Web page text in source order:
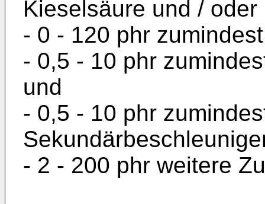
Kieselsäure und /
- 0 - 120 phr
- 0,5 - 10 phr
und
- 0,5 - 10 phr
- 2 - 200 phr weitere